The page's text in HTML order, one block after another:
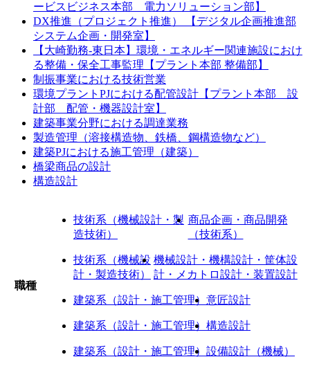
ービスビジネス本部 電力ソリューション部】
DX推進（プロジェクト推進） 【デジタル企画推進部
システム企画・開発室】
【大崎勤務-東日本】環境・エネルギー関連施設におけ
る整備・保全工事監理【プラント本部 整備部】
制振事業における技術営業
環境プラントPJにおける配管設計【プラント本部 設
計部 配管・機器設計室】
建築事業分野における調達業務
製造管理（溶接構造物、鉄橋、鋼構造物など）
建築PJにおける施工管理（建築）
橋梁商品の設計
構造設計
職種
技術系（機械設計・製
造技術）
商品企画・商品開発
（技術系）
技術系（機械設
計・製造技術）
機械設計・機構設計・筐体設
計・メカトロ設計・装置設計
建築系（設計・施工管理） 意匠設計
建築系（設計・施工管理） 構造設計
建築系（設計・施工管理） 設備設計（機械）